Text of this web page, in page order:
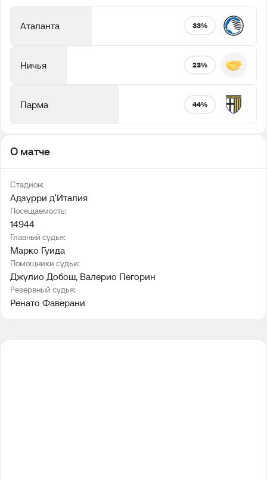
Аталанта 33%
Ничья 23%
Парма 44%
О матче
Стадион:
Адзурри д′Италия
Посещаемость:
14944
Главный судья:
Марко Гуида
Помощники судьи:
Джулио Добош, Валерио Пегорин
Резервный судья:
Ренато Фаверани